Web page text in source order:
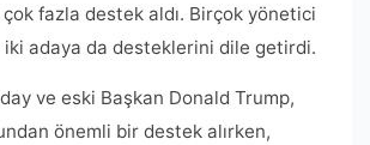
fazla destek aldı. Birçok yönetici
adaya da desteklerini dile getirdi.
ve eski Başkan Donald Trump,
önemli bir destek alırken,